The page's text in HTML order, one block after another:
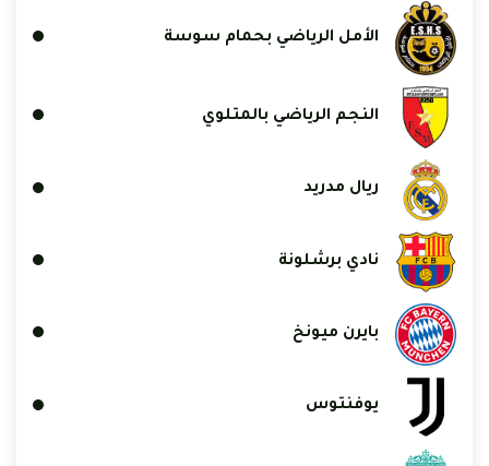
الأمل الرياضي بحمام سوسة
النجم الرياضي بالمتلوي
ريال مدريد
نادي برشلونة
بايرن ميونخ
يوفنتوس